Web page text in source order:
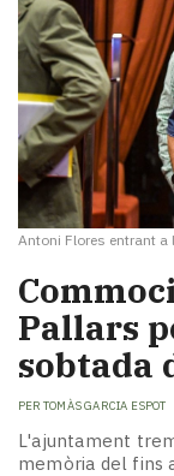
Antoni Flores entrant a
Pallars
sobtada
PER TOMÀS GARCIA ESPOT
L'ajuntament
memòria del fins